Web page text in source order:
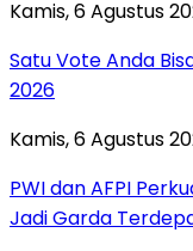
Kamis, 6 Agustus
Satu Vote Anda
2026
Kamis, 6 Agustus
PWI dan AFPI
Jadi Garda